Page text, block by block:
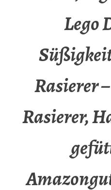
Lego
Rasierer
Rasierer,